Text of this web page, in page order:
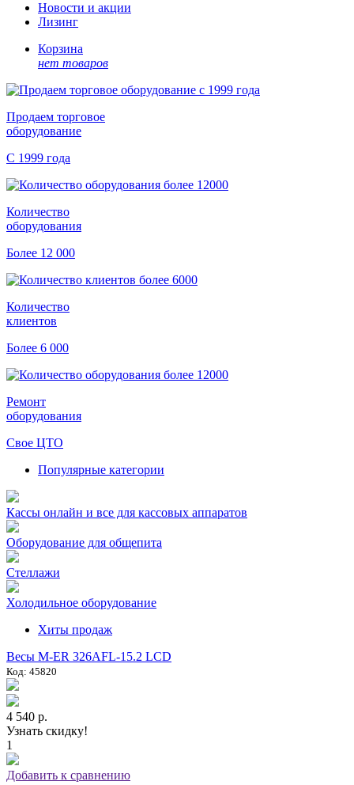
Новости и акции
Лизинг
Корзина
нет товаров
Продаем торговое
оборудование
С 1999 года
Количество
оборудования
Более 12 000
Количество
клиентов
Более 6 000
Ремонт
оборудования
Свое ЦТО
Популярные категории
Кассы онлайн и все для кассовых аппаратов
Оборудование для общепита
Стеллажи
Холодильное оборудование
Хиты продаж
Весы M-ER 326AFL-15.2 LCD
Код: 45820
4 540 р.
Узнать скидку!
1
Добавить к сравнению